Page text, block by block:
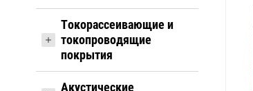
Токорассеивающие и
токопроводящие
покрытия
Акустические